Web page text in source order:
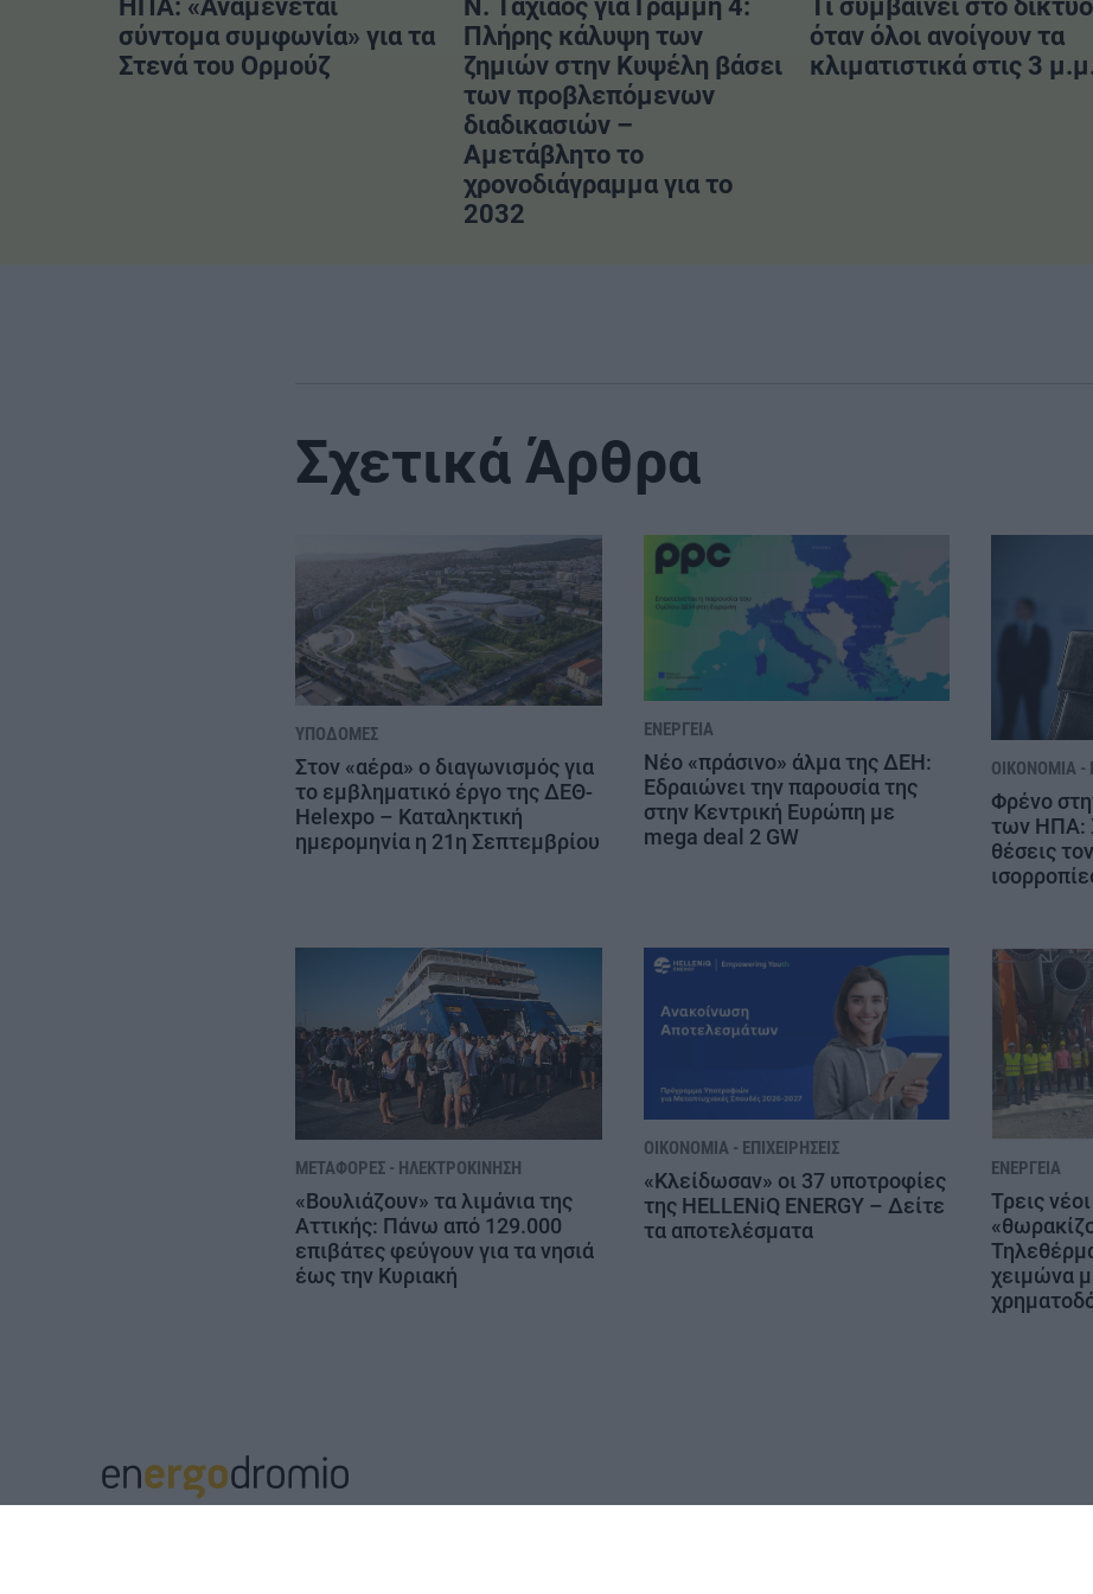
ΗΠΑ: «Αναμένεται
σύντομα συμφωνία» για τα
Στενά του Ορμούζ
Ν. Ταχιάος για Γραμμή 4:
Πλήρης κάλυψη των
ζημιών στην Κυψέλη βάσει
των προβλεπόμενων
διαδικασιών –
Αμετάβλητο το
χρονοδιάγραμμα για το
2032
Τι συμβαίνει στο δίκτυο
όταν όλοι ανοίγουν τα
κλιματιστικά στις 3
Σχετικά Άρθρα
ΥΠΟΔΟΜΈΣ
Στον «αέρα» ο διαγωνισμός για
το εμβληματικό έργο της ΔΕΘ-
Helexpo – Καταληκτική
ημερομηνία η 21η Σεπτεμβρίου
ΕΝΈΡΓΕΙΑ
Νέο «πράσινο» άλμα της ΔΕΗ:
Εδραιώνει την παρουσία της
στην Κεντρική Ευρώπη με
mega deal 2 GW
ΟΙΚΟΝΟΜΊΑ -
Φρένο
των ΗΠΑ:
θέσεις
ΜΕΤΑΦΟΡΈΣ - ΗΛΕΚΤΡΟΚΊΝΗΣΗ
«Βουλιάζουν» τα λιμάνια της
Αττικής: Πάνω από 129.000
επιβάτες φεύγουν για τα νησιά
έως την Κυριακή
ΟΙΚΟΝΟΜΊΑ - ΕΠΙΧΕΙΡΉΣΕΙΣ
«Κλείδωσαν» οι 37 υποτροφίες
της HELLENiQ ENERGY – Δείτε
τα αποτελέσματα
ΕΝΈΡΓΕΙΑ
Τρεις
χειμώνα